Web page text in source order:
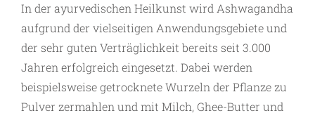
In der ayurvedischen Heilkunst wird Ashwagandha
aufgrund der vielseitigen Anwendungsgebiete und
der sehr guten Verträglichkeit bereits seit 3.000
Jahren erfolgreich eingesetzt. Dabei werden
beispielsweise getrocknete Wurzeln der Pflanze zu
Pulver zermahlen und mit Milch, Ghee-Butter und